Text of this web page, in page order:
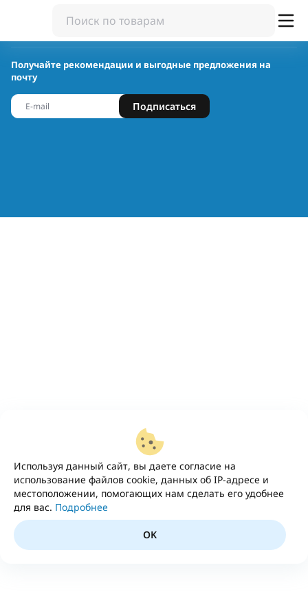
Используя данный сайт, вы даете согласие на
использование файлов cookie, данных об IP-адресе и
местоположении, помогающих нам сделать его удобнее
для вас. Подробнее
OK
Получайте рекомендации и выгодные предложения на
почту
Подписаться